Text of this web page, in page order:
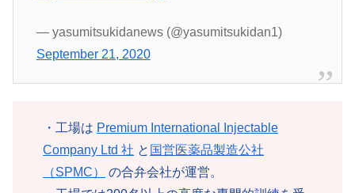
— yasumitsukidanews (@yasumitsukidan1)
September 21, 2020
・工場は Premium International Injectable
Company Ltd 社 と 国営医薬品製造公社
（SPMC）
の合弁会社が運営。